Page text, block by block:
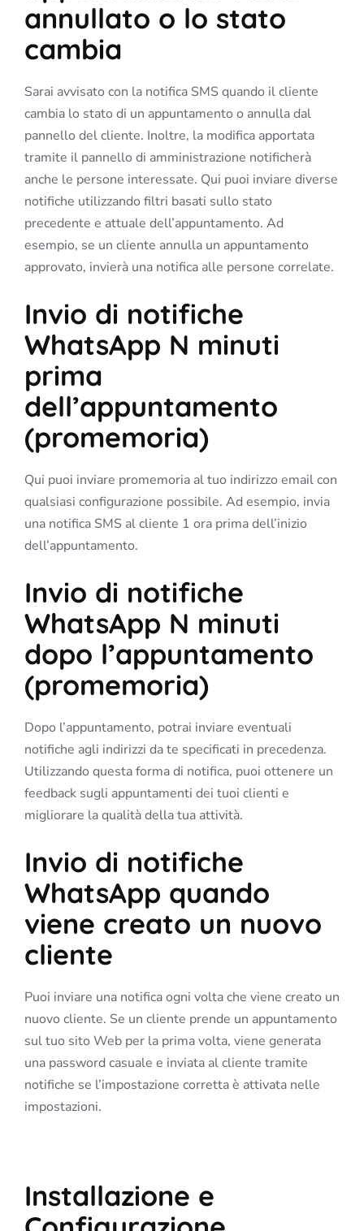
annullato o lo stato
cambia
Sarai avvisato con la notifica SMS quando il cliente
cambia lo stato di un appuntamento o annulla dal
pannello del cliente. Inoltre, la modifica apportata
tramite il pannello di amministrazione notificherà
anche le persone interessate. Qui puoi inviare diverse
notifiche utilizzando filtri basati sullo stato
precedente e attuale dell’appuntamento. Ad
esempio, se un cliente annulla un appuntamento
approvato, invierà una notifica alle persone correlate.
Invio di notifiche
WhatsApp N minuti
prima
dell’appuntamento
(promemoria)
Qui puoi inviare promemoria al tuo indirizzo email con
qualsiasi configurazione possibile. Ad esempio, invia
una notifica SMS al cliente 1 ora prima dell’inizio
dell’appuntamento.
Invio di notifiche
WhatsApp N minuti
dopo l’appuntamento
(promemoria)
Dopo l’appuntamento, potrai inviare eventuali
notifiche agli indirizzi da te specificati in precedenza.
Utilizzando questa forma di notifica, puoi ottenere un
feedback sugli appuntamenti dei tuoi clienti e
migliorare la qualità della tua attività.
Invio di notifiche
WhatsApp quando
viene creato un nuovo
cliente
Puoi inviare una notifica ogni volta che viene creato un
nuovo cliente. Se un cliente prende un appuntamento
sul tuo sito Web per la prima volta, viene generata
una password casuale e inviata al cliente tramite
notifiche se l’impostazione corretta è attivata nelle
impostazioni.
Installazione e